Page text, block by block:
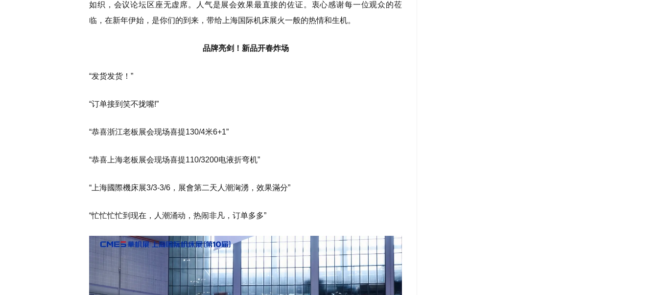
如织，会议论坛区座无虚席。人气是展会效果最直接的佐证。衷心感谢每一位观众的莅
临，在新年伊始，是你们的到来，带给上海国际机床展火一般的热情和生机。
品牌亮剑！新品开春炸场
“发货发货！”
“订单接到笑不拢嘴!”
“恭喜浙江老板展会现场喜提130/4米6+1”
“恭喜上海老板展会现场喜提110/3200电液折弯机”
“上海國際機床展3/3-3/6，展會第二天人潮洶湧，效果滿分”
“忙忙忙忙到现在，人潮涌动，热闹非凡，订单多多”